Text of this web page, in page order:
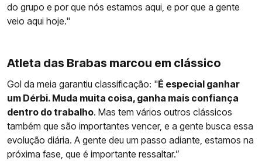
do grupo e por que nós estamos aqui, e por que a gente
veio aqui hoje."
Atleta das Brabas marcou em clássico
Gol da meia garantiu classificação: "É especial ganhar
um Dérbi. Muda muita coisa, ganha mais confiança
dentro do trabalho. Mas tem vários outros clássicos
também que são importantes vencer, e a gente busca essa
evolução diária. A gente deu um passo adiante, estamos na
próxima fase, que é importante ressaltar.”